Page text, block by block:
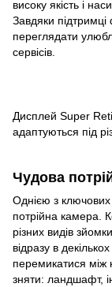
високу якість і
Завдяки
переглядати
сервісів.
Дисплей Super
адаптуються під
Чудова
Однією з
потрійна камера.
різних видів
відразу в
перемикатися між
зняти: ландшафт,